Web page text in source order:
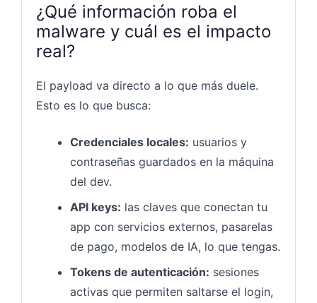
¿Qué información roba el
malware y cuál es el impacto
real?
El payload va directo a lo que más duele.
Esto es lo que busca:
Credenciales locales: usuarios y
contraseñas guardados en la máquina
del dev.
API keys: las claves que conectan tu
app con servicios externos, pasarelas
de pago, modelos de IA, lo que tengas.
Tokens de autenticación: sesiones
activas que permiten saltarse el login,